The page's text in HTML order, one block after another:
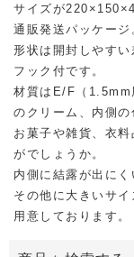
サイズが
通販発送パッケージ
形状は開封しやす
フック付です。
材質はE/F（1.5mm
のクリーム、内側の
お菓子や雑貨、衣
がでしょうか。
内側に結露が出にく
その他に大きいサ
用意しております。